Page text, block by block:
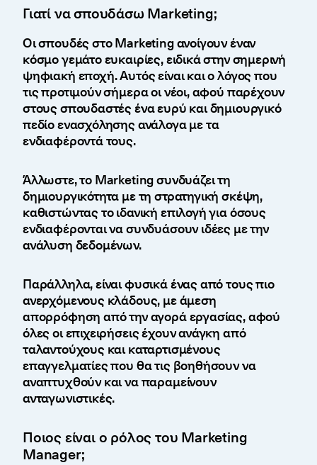
Γιατί να σπουδάσω Marketing;
Οι σπουδές στο Marketing ανοίγουν έναν
κόσμο γεμάτο ευκαιρίες, ειδικά στην σημερινή
ψηφιακή εποχή. Αυτός είναι και ο λόγος που
τις προτιμούν σήμερα οι νέοι, αφού παρέχουν
στους σπουδαστές ένα ευρύ και δημιουργικό
πεδίο ενασχόλησης ανάλογα με τα
ενδιαφέροντά τους.
Άλλωστε, το Marketing συνδυάζει τη
δημιουργικότητα με τη στρατηγική σκέψη,
καθιστώντας το ιδανική επιλογή για όσους
ενδιαφέρονται να συνδυάσουν ιδέες με την
ανάλυση δεδομένων.
Παράλληλα, είναι φυσικά ένας από τους πιο
ανερχόμενους κλάδους, με άμεση
απορρόφηση από την αγορά εργασίας, αφού
όλες οι επιχειρήσεις έχουν ανάγκη από
ταλαντούχους και καταρτισμένους
επαγγελματίες που θα τις βοηθήσουν να
αναπτυχθούν και να παραμείνουν
ανταγωνιστικές.
Ποιος είναι ο ρόλος του Marketing
Manager;